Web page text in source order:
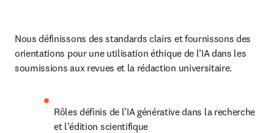
Nous définissons des standards clairs et fournissons des
orientations pour une utilisation éthique de l’IA dans les
soumissions aux revues et la rédaction universitaire.
Rôles définis de l’IA générative dans la recherche
et l’édition scientifique